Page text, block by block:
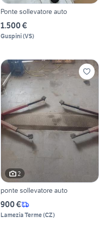
Ponte sollevatore auto
1.500 €
Guspini(VS)
2
ponte sollevatore auto
900 €
Lamezia Terme(CZ)